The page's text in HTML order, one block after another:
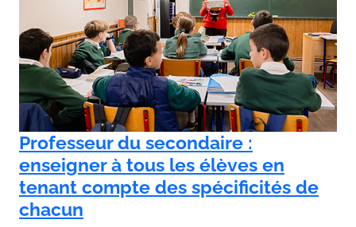
Professeur du secondaire :
enseigner à tous les élèves en
tenant compte des spécificités de
chacun